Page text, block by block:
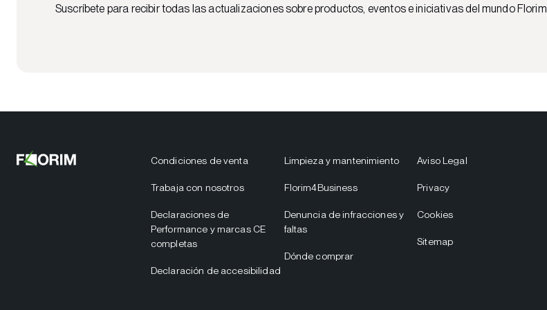
Suscríbete para recibir todas las actualizaciones sobre productos, eventos e iniciativas del mundo Florim
Condiciones de venta
Trabaja con nosotros
Declaraciones de
Performance y marcas CE
completas
Declaración de accesibilidad
Limpieza y mantenimiento
Florim4Business
Denuncia de infracciones y
faltas
Dónde comprar
Aviso Legal
Privacy
Cookies
Sitemap